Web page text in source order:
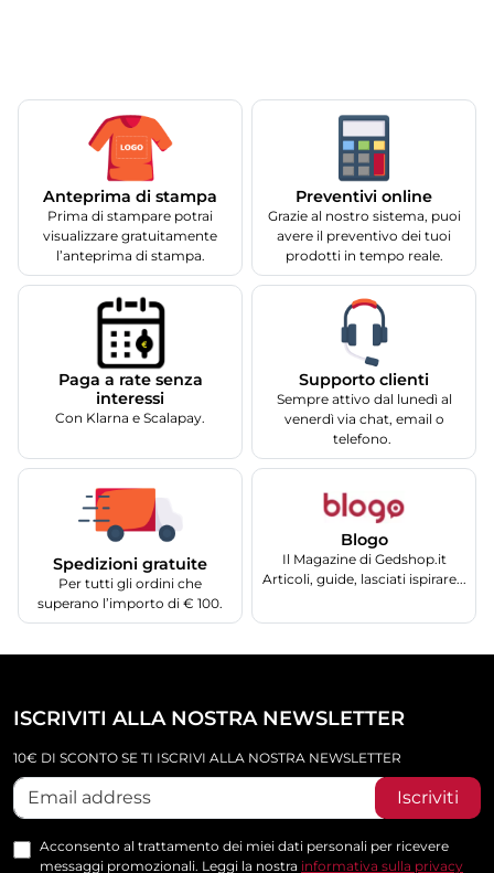
Anteprima di stampa
Prima di stampare potrai
visualizzare gratuitamente
l’anteprima di stampa.
Preventivi online
Grazie al nostro sistema, puoi
avere il preventivo dei tuoi
prodotti in tempo reale.
Paga a rate senza
interessi
Con Klarna e Scalapay.
Supporto clienti
Sempre attivo dal lunedì al
venerdì via chat, email o
telefono.
Spedizioni gratuite
Per tutti gli ordini che
superano l’importo di € 100.
Blogo
Il Magazine di Gedshop.it
Articoli, guide, lasciati ispirare...
ISCRIVITI ALLA NOSTRA NEWSLETTER
10€ DI SCONTO SE TI ISCRIVI ALLA NOSTRA NEWSLETTER
Iscriviti
Acconsento al trattamento dei miei dati personali per ricevere
messaggi promozionali. Leggi la nostra informativa sulla privacy